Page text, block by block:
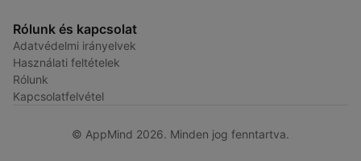
Rólunk és kapcsolat
Adatvédelmi irányelvek
Használati feltételek
Rólunk
Kapcsolatfelvétel
© AppMind 2026. Minden jog fenntartva.